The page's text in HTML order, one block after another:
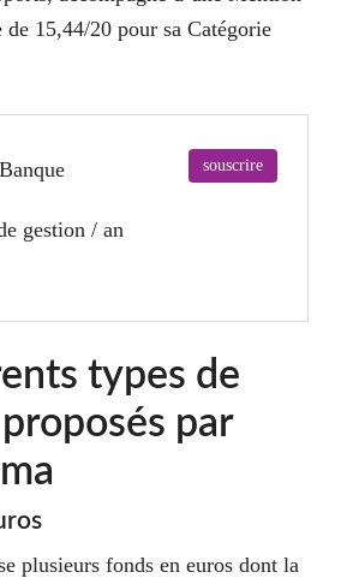
15,44/20 pour sa Catégorie
gestion / an
souscrire
types de
par
plusieurs fonds en euros dont la